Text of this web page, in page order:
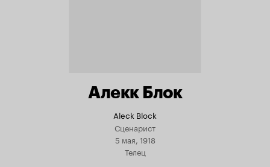
Алекк Блок
Aleck Block
Сценарист
5 мая, 1918
Телец